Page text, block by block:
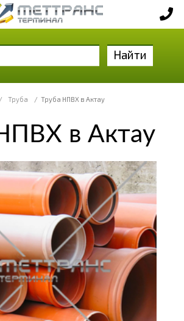
Найти
/ Труба / Труба НПВХ в Актау
в Актау